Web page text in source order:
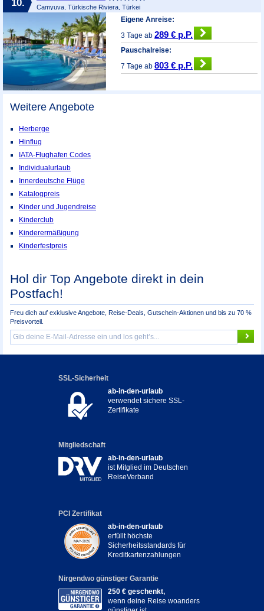
Camyuva, Türkische Riviera, Türkei
Eigene Anreise:
3 Tage ab289 € p.P.
Pauschalreise:
7 Tage ab803 € p.P.
Weitere Angebote
Herberge
Hinflug
IATA-Flughafen Codes
Individualurlaub
Innerdeutsche Flüge
Katalogpreis
Kinder und Jugendreise
Kinderclub
Kinderermäßigung
Kinderfestpreis
Hol dir Top Angebote direkt in dein
Postfach!
Freu dich auf exklusive Angebote, Reise-Deals, Gutschein-Aktionen und bis zu 70 %
Preisvorteil.
SSL-Sicherheit
ab-in-den-urlaub
verwendet sichere SSL-
Zertifikate
Mitgliedschaft
ab-in-den-urlaub
ist Mitglied im Deutschen
ReiseVerband
PCI Zertifikat
ab-in-den-urlaub
erfüllt höchste
Sicherheitsstandards für
Kreditkartenzahlungen
Nirgendwo günstiger Garantie
250 € geschenkt,
wenn deine Reise woanders